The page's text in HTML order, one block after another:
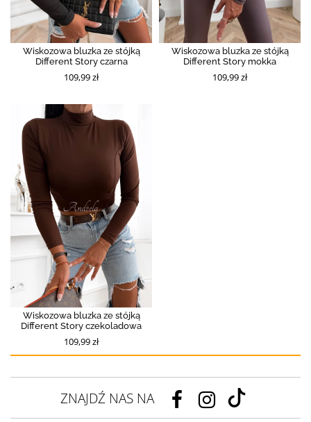
Wiskozowa bluzka ze stójką
Different Story czarna
109,99 zł
Wiskozowa bluzka ze stójką
Different Story mokka
109,99 zł
Wiskozowa bluzka ze stójką
Different Story czekoladowa
109,99 zł
ZNAJDŹ NAS NA